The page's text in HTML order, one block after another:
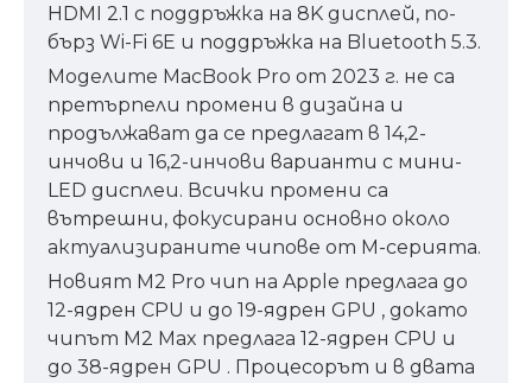
HDMI 2.1 с поддръжка на 8K дисплей, по-
бърз Wi-Fi 6E и поддръжка на Bluetooth 5.3.
Моделите MacBook Pro от 2023 г. не са
претърпели промени в дизайна и
продължават да се предлагат в 14,2-
инчови и 16,2-инчови варианти с мини-
LED дисплеи. Всички промени са
вътрешни, фокусирани основно около
актуализираните чипове от M-серията.
Новият M2 Pro чип на Apple предлага до
12-ядрен CPU и до 19-ядрен GPU , докато
чипът M2 Max предлага 12-ядрен CPU и
до 38-ядрен GPU . Процесорът и в двата